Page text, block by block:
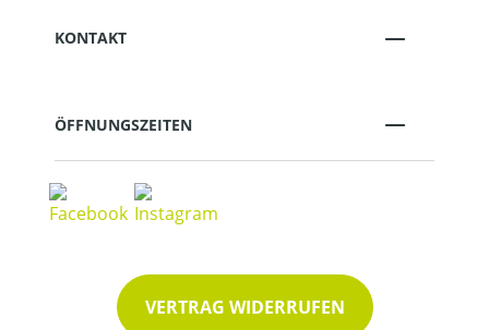
KONTAKT
ÖFFNUNGSZEITEN
VERTRAG WIDERRUFEN